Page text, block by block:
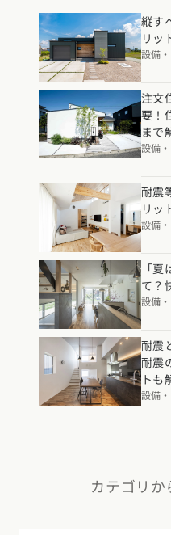
縦す
リッ
設備
注文
要！
まで
設備
耐震
リッ
設備
「夏
て？
設備
耐震
耐震
トも
設備
カテゴリ